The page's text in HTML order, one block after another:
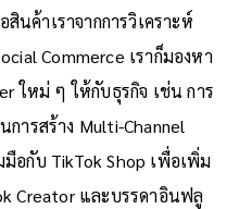
นค้าเราจากการวิเคราะห์
Commerce เราก็มองหา
ใหม่ ๆ ให้กับธุรกิจ เช่น การ
ารสร้าง Multi-Channel
อกับ TikTok Shop เพื่อเพิ่ม
Creator และบรรดาอินฟลู